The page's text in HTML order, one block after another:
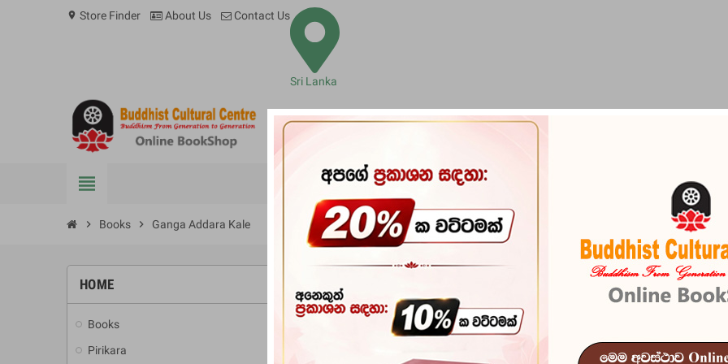
location_on Store Finder About Us Contact Us
Sri Lanka
view_headline BOOKS PIRIKARA BUDDHA STATUES RITUAL ITEMS &
chevron_right Books chevron_right Ganga Addara Kale
HOME
Books
Pirikara
-10% Ganga
In stock
10